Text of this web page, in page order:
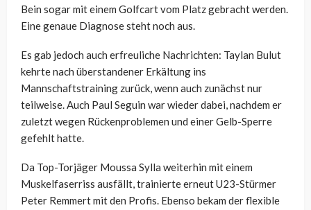
Bein sogar mit einem Golfcart vom Platz gebracht werden.
Eine genaue Diagnose steht noch aus.
Es gab jedoch auch erfreuliche Nachrichten: Taylan Bulut
kehrte nach überstandener Erkältung ins
Mannschaftstraining zurück, wenn auch zunächst nur
teilweise. Auch Paul Seguin war wieder dabei, nachdem er
zuletzt wegen Rückenproblemen und einer Gelb-Sperre
gefehlt hatte.
Da Top-Torjäger Moussa Sylla weiterhin mit einem
Muskelfaserriss ausfällt, trainierte erneut U23-Stürmer
Peter Remmert mit den Profis. Ebenso bekam der flexible